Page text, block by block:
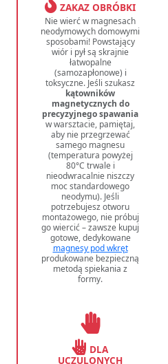
ZAKAZ OBRÓBKI
Nie wierć w magnesach
neodymowych domowymi
sposobami! Powstający
wiór i pył są skrajnie
łatwopalne
(samozapłonowe) i
toksyczne. Jeśli szukasz
kątowników
magnetycznych do
precyzyjnego spawania
w warsztacie, pamiętaj,
aby nie przegrzewać
samego magnesu
(temperatura powyżej
80°C trwale i
nieodwracalnie niszczy
moc standardowego
neodymu). Jeśli
potrzebujesz otworu
montażowego, nie próbuj
go wiercić – zawsze kupuj
gotowe, dedykowane
magnesy pod wkręt
produkowane bezpieczną
metodą spiekania z
formy.
DLA
UCZULONYCH